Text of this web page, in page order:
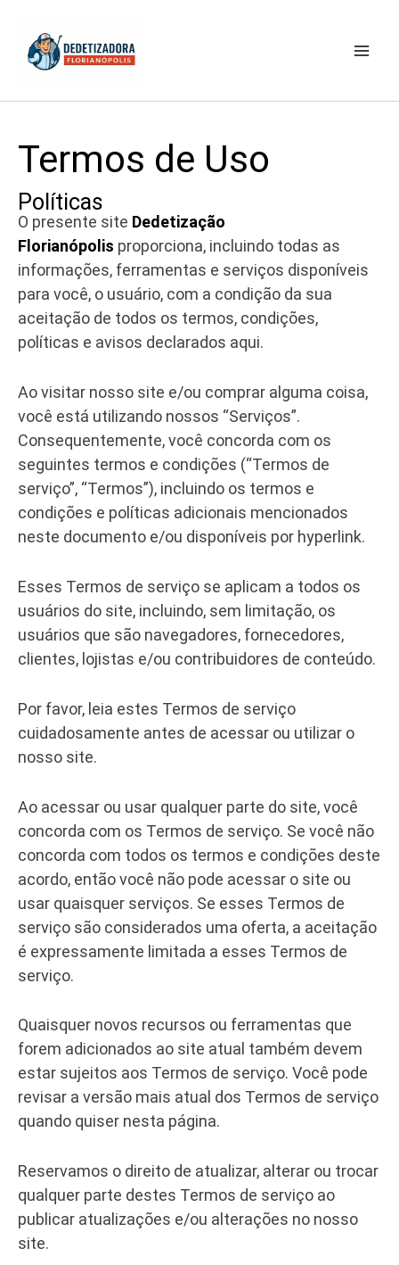
Termos de Uso
Políticas
O presente site Dedetização
Florianópolis proporciona, incluindo todas as
informações, ferramentas e serviços disponíveis
para você, o usuário, com a condição da sua
aceitação de todos os termos, condições,
políticas e avisos declarados aqui.
Ao visitar nosso site e/ou comprar alguma coisa,
você está utilizando nossos “Serviços”.
Consequentemente, você concorda com os
seguintes termos e condições (“Termos de
serviço”, “Termos”), incluindo os termos e
condições e políticas adicionais mencionados
neste documento e/ou disponíveis por hyperlink.
Esses Termos de serviço se aplicam a todos os
usuários do site, incluindo, sem limitação, os
usuários que são navegadores, fornecedores,
clientes, lojistas e/ou contribuidores de conteúdo.
Por favor, leia estes Termos de serviço
cuidadosamente antes de acessar ou utilizar o
nosso site.
Ao acessar ou usar qualquer parte do site, você
concorda com os Termos de serviço. Se você não
concorda com todos os termos e condições deste
acordo, então você não pode acessar o site ou
usar quaisquer serviços. Se esses Termos de
serviço são considerados uma oferta, a aceitação
é expressamente limitada a esses Termos de
serviço.
Quaisquer novos recursos ou ferramentas que
forem adicionados ao site atual também devem
estar sujeitos aos Termos de serviço. Você pode
revisar a versão mais atual dos Termos de serviço
quando quiser nesta página.
Reservamos o direito de atualizar, alterar ou trocar
qualquer parte destes Termos de serviço ao
publicar atualizações e/ou alterações no nosso
site.